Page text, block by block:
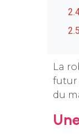
La
futur
du